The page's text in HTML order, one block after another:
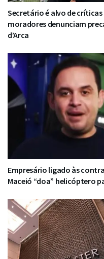
Secretário é alvo de
moradores denunciam
d’Arca
Empresário ligado às
Maceió “doa” helicóptero